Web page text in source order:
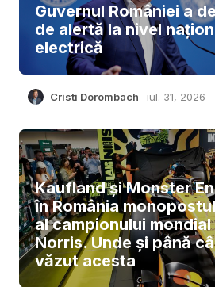
Guvernul României a
de alertă la nivel
electrică
Cristi Dorombach iul. 31, 2026
Kaufland și Monster
în România
al campionului mondial
Norris. Unde și până
văzut acesta